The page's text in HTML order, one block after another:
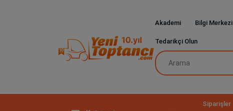
Akademi Bilgi Merkezi
Tedarikçi Olun
Siparişler